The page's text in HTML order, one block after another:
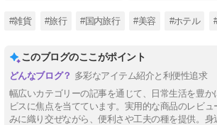
#雑貨 #旅行 #国内旅行 #美容 #ホテル
このブログのここがポイント
多彩なアイテム紹介と利便性追求
幅広いカテゴリーの記事を通じて、日常生活を豊か
ビスに焦点を当てています。実用的な商品のレビ
みに織り交ぜながら、便利さや工夫の種を提供。